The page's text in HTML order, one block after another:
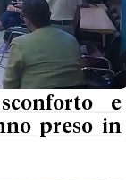
e
preso in